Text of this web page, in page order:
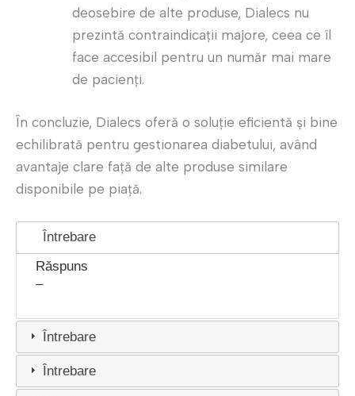
deosebire de alte produse, Dialecs nu
prezintă contraindicații majore, ceea ce îl
face accesibil pentru un număr mai mare
de pacienți.
În concluzie, Dialecs oferă o soluție eficientă și bine
echilibrată pentru gestionarea diabetului, având
avantaje clare față de alte produse similare
disponibile pe piață.
Întrebare
Răspuns
–
Întrebare
Întrebare